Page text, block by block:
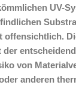
UV-
offensichtlich.
der
von
anderen